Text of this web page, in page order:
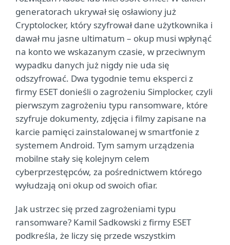
generatorach ukrywał się osławiony już
Cryptolocker, który szyfrował dane użytkownika i
dawał mu jasne ultimatum – okup musi wpłynąć
na konto we wskazanym czasie, w przeciwnym
wypadku danych już nigdy nie uda się
odszyfrować. Dwa tygodnie temu eksperci z
firmy ESET donieśli o zagrożeniu Simplocker, czyli
pierwszym zagrożeniu typu ransomware, które
szyfruje dokumenty, zdjęcia i filmy zapisane na
karcie pamięci zainstalowanej w smartfonie z
systemem Android. Tym samym urządzenia
mobilne stały się kolejnym celem
cyberprzestępców, za pośrednictwem którego
wyłudzają oni okup od swoich ofiar.
Jak ustrzec się przed zagrożeniami typu
ransomware? Kamil Sadkowski z firmy ESET
podkreśla, że liczy się przede wszystkim